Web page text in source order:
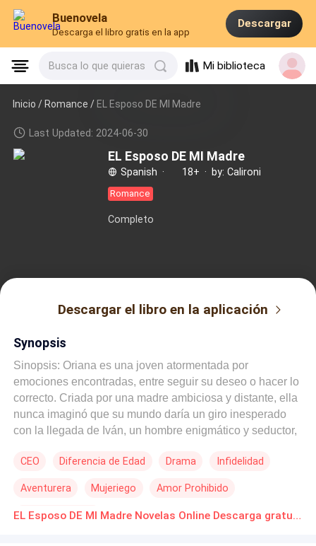
Buenovela
Descarga el libro gratis en la app
Descargar
Busca lo que quieras Mi biblioteca
Inicio /Romance / EL Esposo DE MI Madre
Last Updated: 2024-06-30
EL Esposo DE MI Madre
Spanish · 18+ · by: Calironi
Romance
Completo
Descargar el libro en la aplicación
Synopsis
Sinopsis: Oriana es una joven atormentada por
emociones encontradas, entre seguir su deseo o hacer lo
correcto. Criada por una madre ambiciosa y distante, ella
nunca imaginó que su mundo daría un giro inesperado
con la llegada de Iván, un hombre enigmático y seductor,
ella pasión y deseo. A medida que comparten el mismo
ellos, desafiando las normas sociales y amenazando con
desatar el caos. A pesar de sus esfuerzos por resistirse,
CEO Diferencia de Edad Drama Infidelidad
Aventurera Mujeriego Amor Prohibido
Identidad oculta EL Esposo DE MI Madre Novelas Online Descarga gratuita de PDF